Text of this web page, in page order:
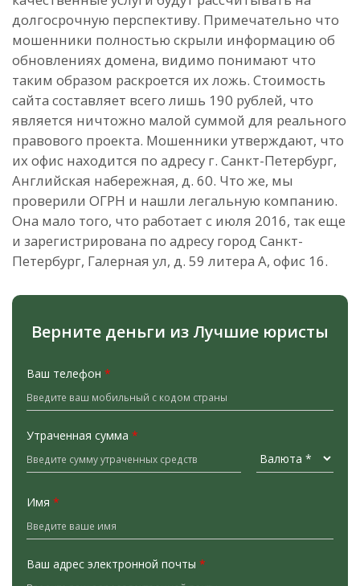
долгосрочную перспективу. Примечательно что
мошенники полностью скрыли информацию об
обновлениях домена, видимо понимают что
таким образом раскроется их ложь. Стоимость
сайта составляет всего лишь 190 рублей, что
является ничтожно малой суммой для реального
правового проекта. Мошенники утверждают, что
их офис находится по адресу г. Санкт-Петербург,
Английская набережная, д. 60. Что же, мы
проверили ОГРН и нашли легальную компанию.
Она мало того, что работает с июля 2016, так еще
и зарегистрирована по адресу город Санкт-
Петербург, Галерная ул, д. 59 литера А, офис 16.
Верните деньги из Лучшие юристы
Ваш телефон *
Утраченная сумма *
Имя *
Ваш адрес электронной почты *